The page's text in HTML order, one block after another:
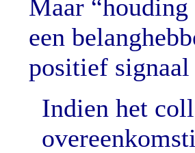
Maar “houding
een
positief
Indien het